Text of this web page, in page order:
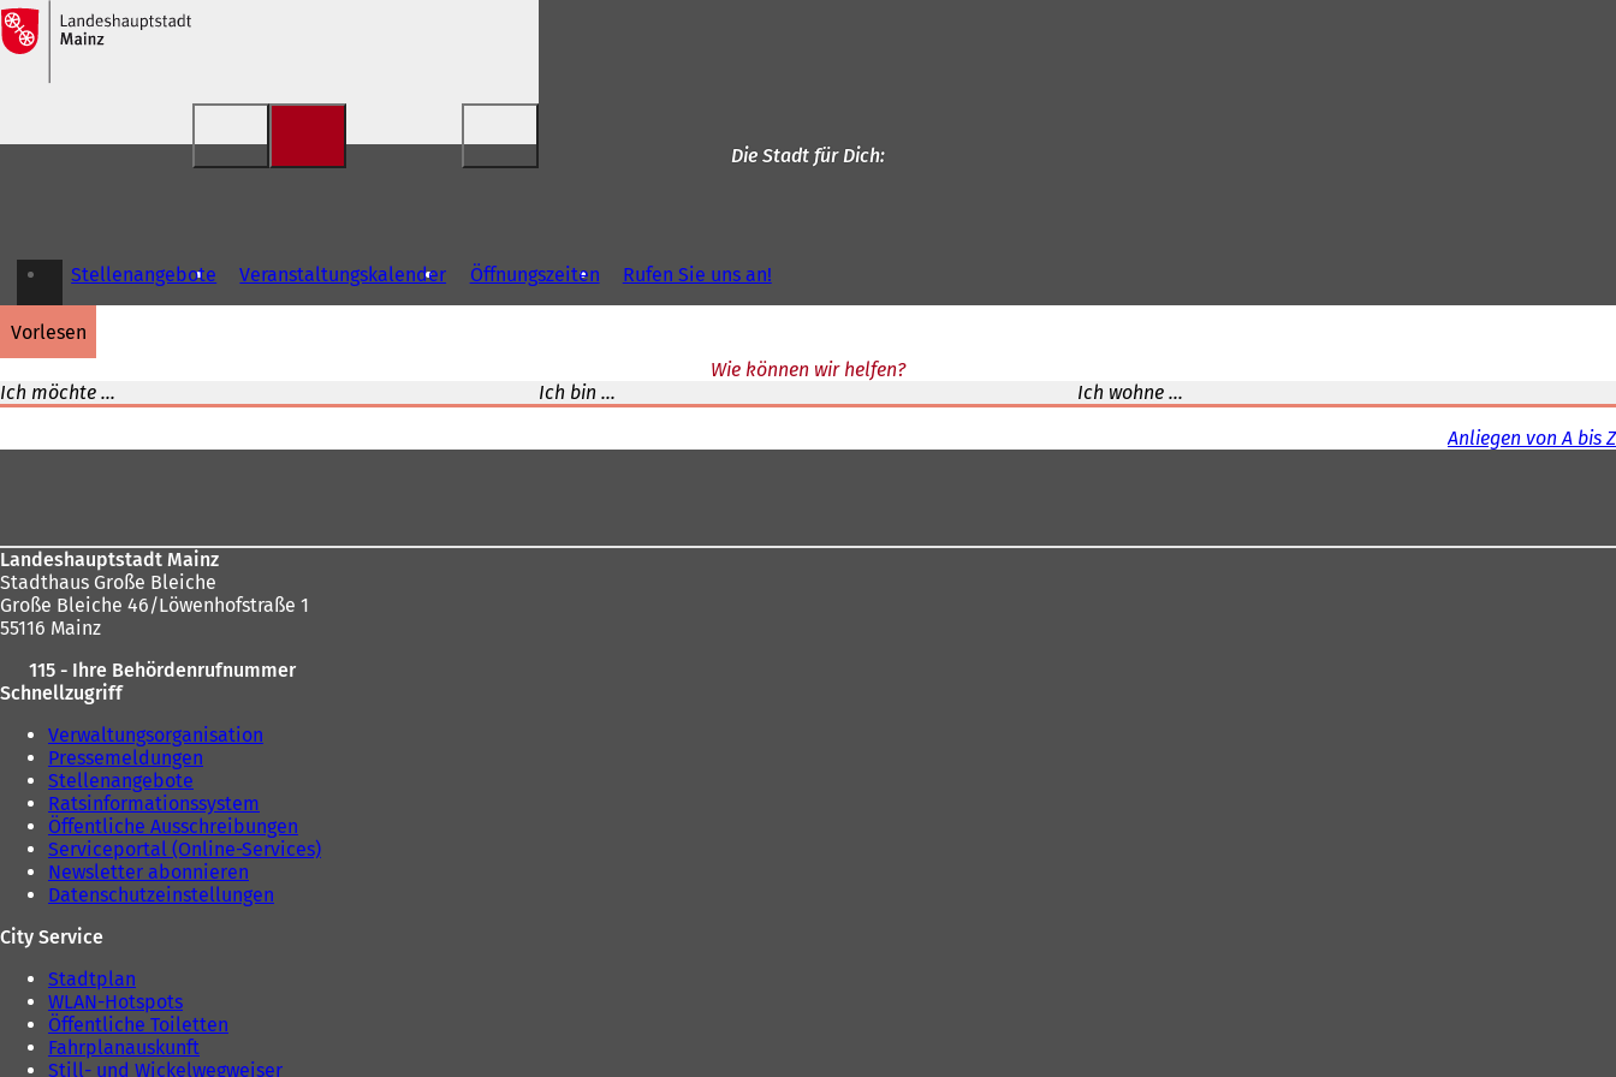
Inhalt anspringen
Die Stadt für Dich
Stellenangebote Veranstaltungskalender Öffnungszeiten Rufen Sie uns an!
vorlesen
Wie können wir helfen?
Ich möchte ...
Ich bin ...
Ich wohne ...
Anliegen von A bis Z
Landeshauptstadt Mainz
Stadthaus Große Bleiche
Große Bleiche 46/Löwenhofstraße 1
55116 Mainz
115 - Ihre Behördenrufnummer
Schnellzugriff
Verwaltungsorganisation
Pressemeldungen
Stellenangebote
Ratsinformationssystem
Öffentliche Ausschreibungen
Serviceportal (Online-Services)
Newsletter abonnieren
Datenschutzeinstellungen
City Service
Stadtplan
WLAN-Hotspots
Öffentliche Toiletten
Fahrplanauskunft
Still- und Wickelwegweiser